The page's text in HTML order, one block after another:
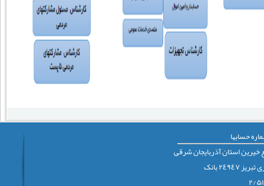
حسابها
استان آذربايجان شرقی
بانک